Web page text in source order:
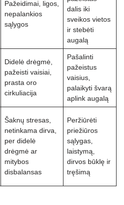
Pažeidimai, ligos,
nepalankios
sąlygos
dalis iki
sveikos vietos
ir stebėti
augalą
Didelė drėgmė,
pažeisti vaisiai,
prasta oro
cirkuliacija
Pašalinti
pažeistus
vaisius,
palaikyti švarą
aplink augalą
Šaknų stresas,
netinkama dirva,
per didelė
drėgmė ar
mitybos
disbalansas
Peržiūrėti
priežiūros
sąlygas,
laistymą,
dirvos būklę ir
tręšimą